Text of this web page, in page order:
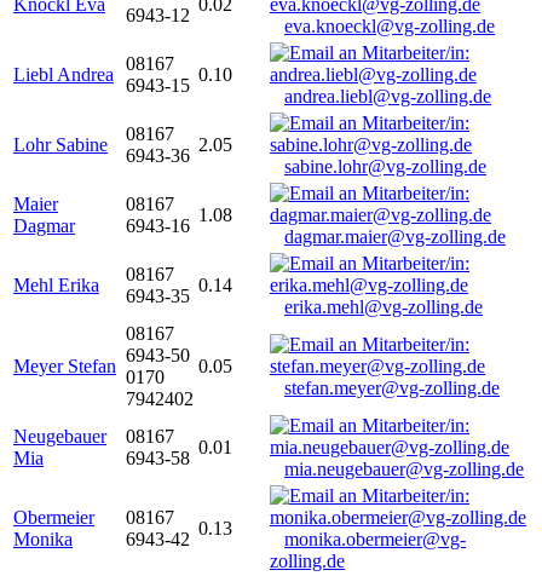
Knöckl Eva
6943-12
0.02
eva.knoeckl@vg-zolling.de
Liebl Andrea
08167
6943-15
0.10
andrea.liebl@vg-zolling.de
Lohr Sabine
08167
6943-36
2.05
sabine.lohr@vg-zolling.de
Maier
Dagmar
08167
6943-16
1.08
dagmar.maier@vg-zolling.de
Mehl Erika
08167
6943-35
0.14
erika.mehl@vg-zolling.de
Meyer Stefan
08167
6943-50
0170
7942402
0.05
stefan.meyer@vg-zolling.de
Neugebauer
Mia
08167
6943-58
0.01
mia.neugebauer@vg-zolling.de
Obermeier
Monika
08167
6943-42
0.13
monika.obermeier@vg-
zolling.de